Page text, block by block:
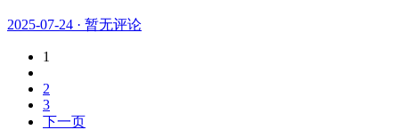
2025-07-24 · 暂无评论
1
2
3
下一页